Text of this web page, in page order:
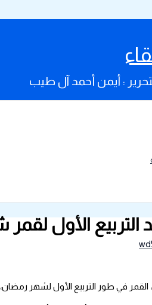
: أيمن أحمد آل طيب
التربيع الأول
القمر في طور التربيع الأول لشهر